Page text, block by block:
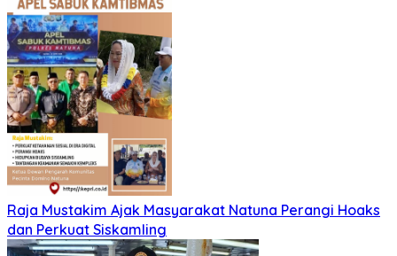
Raja Mustakim Ajak Masyarakat Natuna Perangi Hoaks
dan Perkuat Siskamling